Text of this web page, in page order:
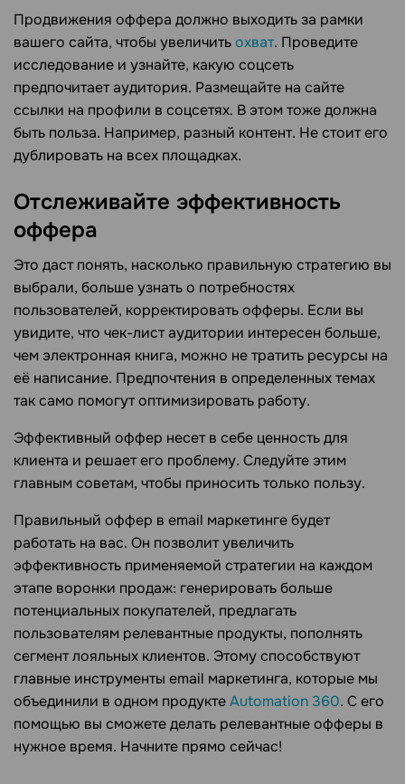
Продвижения оффера должно выходить за рамки
вашего сайта, чтобы увеличитьохват. Проведите
исследование и узнайте, какую соцсеть
предпочитает аудитория. Размещайте на сайте
ссылки на профили в соцсетях. В этом тоже должна
быть польза. Например, разный контент. Не стоит его
дублировать на всех площадках.
Отслеживайте эффективность
оффера
Это даст понять, насколько правильную стратегию вы
выбрали, больше узнать о потребностях
пользователей, корректировать офферы. Если вы
увидите, что чек-лист аудитории интересен больше,
чем электронная книга, можно не тратить ресурсы на
её написание. Предпочтения в определенных темах
так само помогут оптимизировать работу.
Эффективный оффер несет в себе ценность для
клиента и решает его проблему. Следуйте этим
главным советам, чтобы приносить только пользу.
Правильный оффер в email маркетинге будет
работать на вас. Он позволит увеличить
эффективность применяемой стратегии на каждом
этапе воронки продаж: генерировать больше
потенциальных покупателей, предлагать
пользователям релевантные продукты, пополнять
сегмент лояльных клиентов. Этому способствуют
главные инструменты email маркетинга, которые мы
объединили в одном продуктеAutomation 360. С его
помощью вы сможете делать релевантные офферы в
нужное время. Начните прямо сейчас!